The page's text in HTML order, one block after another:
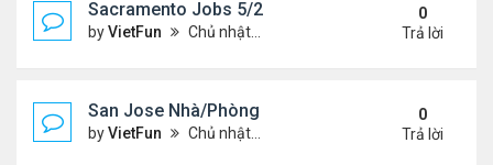
Sacramento Jobs 5/21/21- 5/28/21
byVietFun Chủ nhật Tháng 5 23, 2021 2:19 pm
0
Trả lời
San Jose Nhà/Phòng 5/21/21-5/28/21
byVietFun Chủ nhật Tháng 5 23, 2021 2:14 pm
0
Trả lời